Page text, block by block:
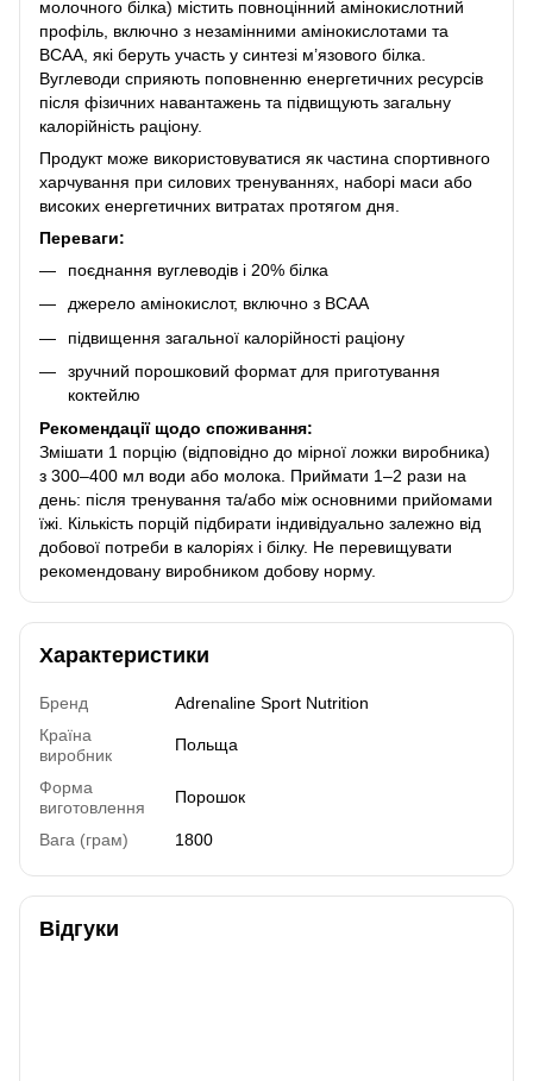
молочного білка) містить повноцінний амінокислотний
профіль, включно з незамінними амінокислотами та
BCAA, які беруть участь у синтезі м’язового білка.
Вуглеводи сприяють поповненню енергетичних ресурсів
після фізичних навантажень та підвищують загальну
калорійність раціону.
Продукт може використовуватися як частина спортивного
харчування при силових тренуваннях, наборі маси або
високих енергетичних витратах протягом дня.
Переваги:
поєднання вуглеводів і 20% білка
джерело амінокислот, включно з BCAA
підвищення загальної калорійності раціону
зручний порошковий формат для приготування
коктейлю
Рекомендації щодо споживання:
Змішати 1 порцію (відповідно до мірної ложки виробника)
з 300–400 мл води або молока. Приймати 1–2 рази на
день: після тренування та/або між основними прийомами
їжі. Кількість порцій підбирати індивідуально залежно від
добової потреби в калоріях і білку. Не перевищувати
рекомендовану виробником добову норму.
Характеристики
Бренд
Adrenaline Sport Nutrition
Країна
виробник
Польща
Форма
виготовлення
Порошок
Вага (грам) 1800
Відгуки